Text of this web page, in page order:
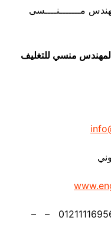
904 ماركة المهندس مـــــــنــــسى
المهندس منسي للتغليف
موبايل: 01211116954 – – 01211116956 – –